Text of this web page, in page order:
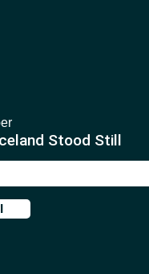
Stood Still